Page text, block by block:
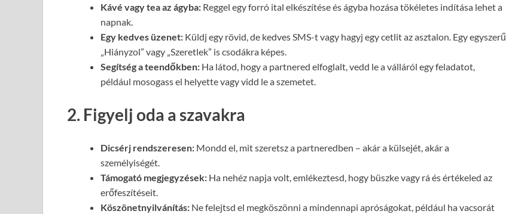
Kávé vagy tea az ágyba: Reggel egy forró ital elkészítése és ágyba hozása tökéletes indítása lehet a
napnak.
Egy kedves üzenet: Küldj egy rövid, de kedves SMS-t vagy hagyj egy cetlit az asztalon. Egy egyszerű
„Hiányzol” vagy „Szeretlek” is csodákra képes.
Segítség a teendőkben: Ha látod, hogy a partnered elfoglalt, vedd le a válláról egy feladatot,
például mosogass el helyette vagy vidd le a szemetet.
2. Figyelj oda a szavakra
Dicsérj rendszeresen: Mondd el, mit szeretsz a partneredben – akár a külsejét, akár a
személyiségét.
Támogató megjegyzések: Ha nehéz napja volt, emlékeztesd, hogy büszke vagy rá és értékeled az
erőfeszítéseit.
Köszönetnyilvánítás: Ne felejtsd el megköszönni a mindennapi apróságokat, például ha vacsorát